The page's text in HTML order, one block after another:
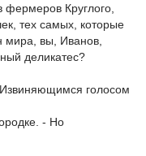
фермеров Круглого,
тех самых, которые
мира, вы, Иванов,
деликатес?
голосом
- Но